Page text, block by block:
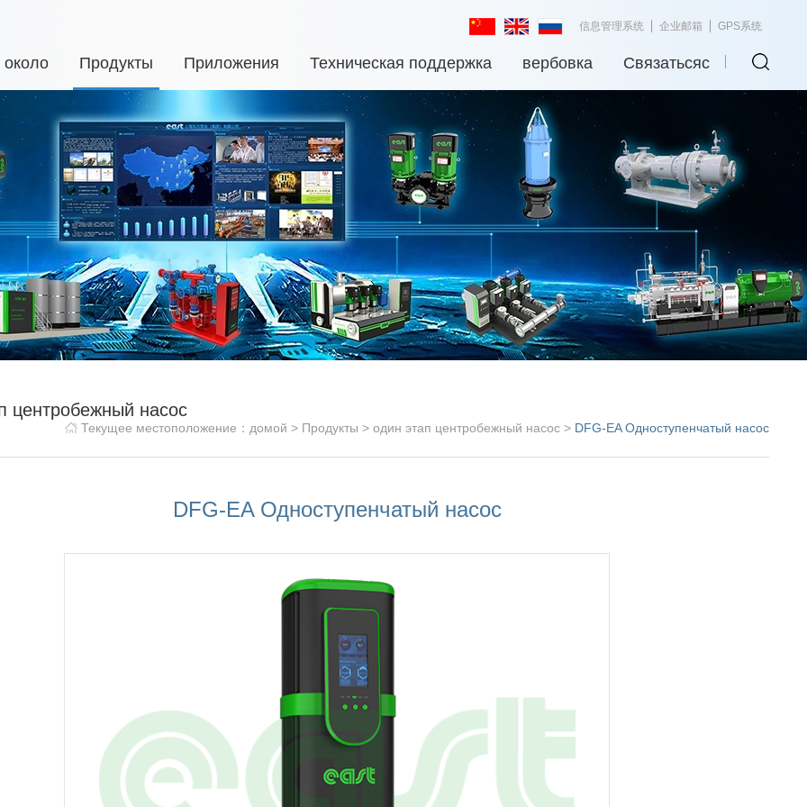
信息管理系统 企业邮箱 GPS系统
около Продукты Приложения Техническая поддержка вербовка Связатьсяс
центробежный насос
Текущее местоположение： домой > Продукты > один этап центробежный насос>DFG-EA Одноступенчатый насос
DFG-EA Одноступенчатый насос